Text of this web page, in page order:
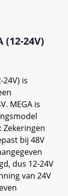
(12-24V)
24V) is
MEGA is
Zekeringen
bij 48V
dus 12-24V
van 24V